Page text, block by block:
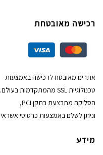
רכישה מאובטחת
אתרינו מאובטח לרכישה באמצעות
טכנולוגיית SSL מהמתקדמות בעולם.
הסליקה מתבצעת בתקן PCI,
וניתן לשלם באמצעות כרטיסי אשראי
מידע